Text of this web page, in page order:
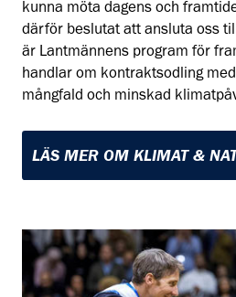
kunna möta dagens och
därför beslutat att ansluta oss
är Lantmännens program för
handlar om kontraktsodling
mångfald och minskad
LÄS MER OM KLIMAT &